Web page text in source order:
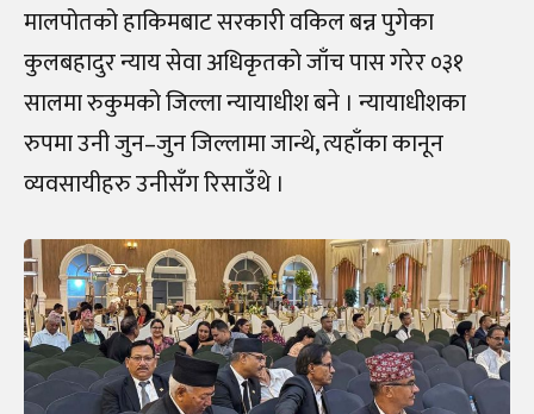
मालपोतको हाकिमबाट सरकारी वकिल बन्न पुगेका
कुलबहादुर न्याय सेवा अधिकृतको जाँच पास गरेर ०३१
सालमा रुकुमको जिल्ला न्यायाधीश बने । न्यायाधीशका
रुपमा उनी जुन–जुन जिल्लामा जान्थे, त्यहाँका कानून
व्यवसायीहरु उनीसँग रिसाउँथे ।